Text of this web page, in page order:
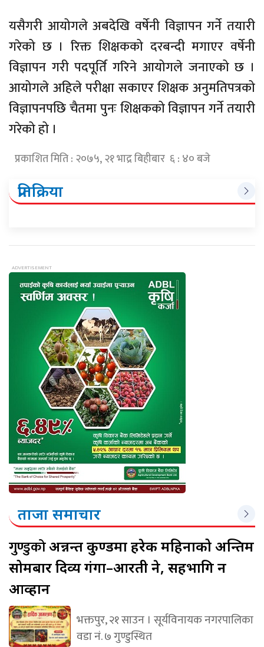
यसैगरी आयोगले अबदेखि वर्षेनी विज्ञापन गर्ने तयारी
गरेको छ । रिक्त शिक्षकको दरबन्दी मगाएर वर्षेनी
विज्ञापन गरी पदपूर्ति गरिने आयोगले जनाएको छ ।
आयोगले अहिले परीक्षा सकाएर शिक्षक अनुमतिपत्रको
विज्ञापनपछि चैतमा पुनः शिक्षकको विज्ञापन गर्ने तयारी
गरेको हो ।
प्रकाशित मिति : २०७५, २१ भाद्र बिहीबार ६ : ४० बजे
प्रतिक्रिया
ताजा समाचार
गुण्डुकोअन्नन्त कुण्डमा हरेक महिनाको अन्तिम
सोमबार दिव्य गंगा–आरती हुने, सहभागि हुन
आव्हान
भक्तपुर, २१ साउन । सूर्यविनायक नगरपालिका
वडा नं. ७ गुण्डुस्थित